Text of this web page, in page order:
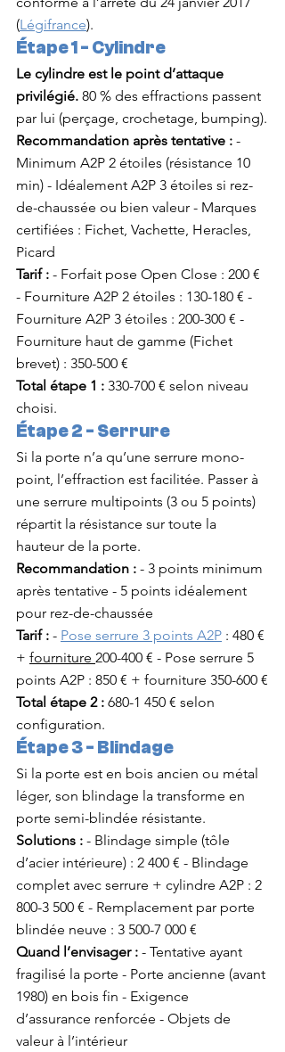
(Légifrance).
Étape 1 - Cylindre
Le cylindre est le point d’attaque
privilégié. 80 % des effractions passent
par lui (perçage, crochetage, bumping).
Recommandation après tentative : -
Minimum A2P 2 étoiles (résistance 10
min) - Idéalement A2P 3 étoiles si rez-
de-chaussée ou bien valeur - Marques
certifiées : Fichet, Vachette, Heracles,
Picard
Tarif : - Forfait pose Open Close : 200 €
- Fourniture A2P 2 étoiles : 130-180 € -
Fourniture A2P 3 étoiles : 200-300 € -
Fourniture haut de gamme (Fichet
brevet) : 350-500 €
Total étape 1 : 330-700 € selon niveau
choisi.
Étape 2 - Serrure
Si la porte n’a qu’une serrure mono-
point, l’effraction est facilitée. Passer à
une serrure multipoints (3 ou 5 points)
répartit la résistance sur toute la
hauteur de la porte.
Recommandation : - 3 points minimum
après tentative - 5 points idéalement
pour rez-de-chaussée
Tarif : - Pose serrure 3 points A2P : 480 €
+ fourniture 200-400 € - Pose serrure 5
points A2P : 850 € + fourniture 350-600 €
Total étape 2 : 680-1 450 € selon
configuration.
Étape 3 - Blindage
Si la porte est en bois ancien ou métal
léger, son blindage la transforme en
porte semi-blindée résistante.
Solutions : - Blindage simple (tôle
d’acier intérieure) : 2 400 € - Blindage
complet avec serrure + cylindre A2P : 2
800-3 500 € - Remplacement par porte
blindée neuve : 3 500-7 000 €
Quand l’envisager : - Tentative ayant
fragilisé la porte - Porte ancienne (avant
1980) en bois fin - Exigence
d’assurance renforcée - Objets de
valeur à l’intérieur